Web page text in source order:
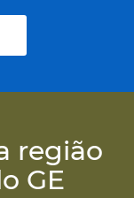
região
GE